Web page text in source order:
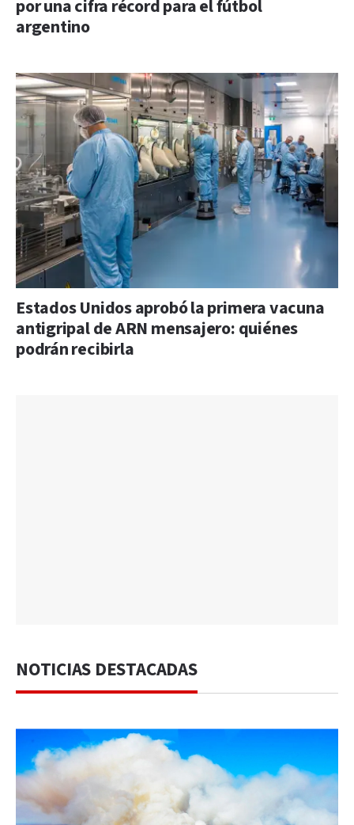
por una cifra récord para el fútbol
argentino
Estados Unidos aprobó la primera vacuna
antigripal de ARN mensajero: quiénes
podrán recibirla
NOTICIAS DESTACADAS